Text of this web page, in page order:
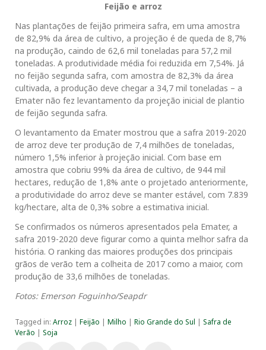
Feijão e arroz
Nas plantações de feijão primeira safra, em uma amostra
de 82,9% da área de cultivo, a projeção é de queda de 8,7%
na produção, caindo de 62,6 mil toneladas para 57,2 mil
toneladas. A produtividade média foi reduzida em 7,54%. Já
no feijão segunda safra, com amostra de 82,3% da área
cultivada, a produção deve chegar a 34,7 mil toneladas – a
Emater não fez levantamento da projeção inicial de plantio
de feijão segunda safra.
O levantamento da Emater mostrou que a safra 2019-2020
de arroz deve ter produção de 7,4 milhões de toneladas,
número 1,5% inferior à projeção inicial. Com base em
amostra que cobriu 99% da área de cultivo, de 944 mil
hectares, redução de 1,8% ante o projetado anteriormente,
a produtividade do arroz deve se manter estável, com 7.839
kg/hectare, alta de 0,3% sobre a estimativa inicial.
Se confirmados os números apresentados pela Emater, a
safra 2019-2020 deve figurar como a quinta melhor safra da
história. O ranking das maiores produções dos principais
grãos de verão tem a colheita de 2017 como a maior, com
produção de 33,6 milhões de toneladas.
Fotos: Emerson Foguinho/Seapdr
Tagged in: Arroz | Feijão | Milho | Rio Grande do Sul | Safra de
Verão | Soja